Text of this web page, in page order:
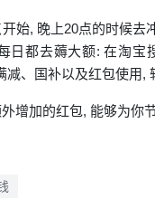
始, 晚上20点的时候
都去薅大额: 在淘宝
、国补以及红包使用,
增加的红包, 能够为